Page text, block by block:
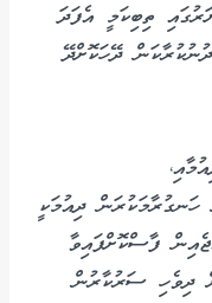
ތިބިކަމީ އެފަދަ
ދޭހަކޮށްދޭ
ހަނގުރާމަކުރަން ދިއުމަކީ
ފާސްކޮށްފައިވާ
ދިވެހި ސަރުކާރުން